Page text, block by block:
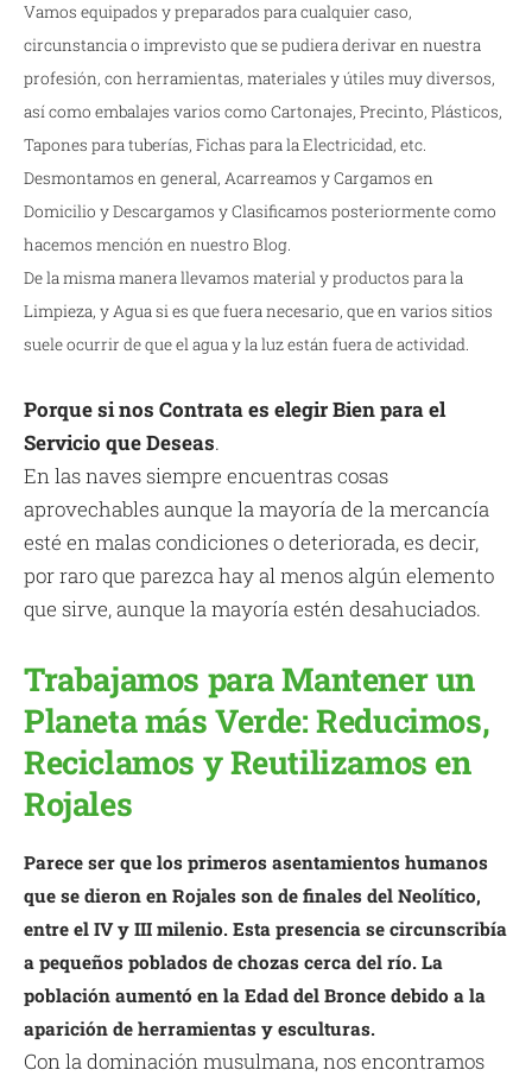
Vamos equipados y preparados para cualquier caso,
circunstancia o imprevisto que se pudiera derivar en nuestra
profesión, con herramientas, materiales y útiles muy diversos,
así como embalajes varios como Cartonajes, Precinto, Plásticos,
Tapones para tuberías, Fichas para la Electricidad, etc.
Desmontamos en general, Acarreamos y Cargamos en
Domicilio y Descargamos y Clasificamos posteriormente como
hacemos mención en nuestro Blog.
De la misma manera llevamos material y productos para la
Limpieza, y Agua si es que fuera necesario, que en varios sitios
suele ocurrir de que el agua y la luz están fuera de actividad.
Porque si nos Contrata es elegir Bien para el
Servicio que Deseas.
En las naves siempre encuentras cosas
aprovechables aunque la mayoría de la mercancía
esté en malas condiciones o deteriorada, es decir,
por raro que parezca hay al menos algún elemento
que sirve, aunque la mayoría estén desahuciados.
Trabajamos para Mantener un
Planeta más Verde: Reducimos,
Reciclamos y Reutilizamos en
Rojales
Parece ser que los primeros asentamientos humanos
que se dieron en Rojales son de finales del Neolítico,
entre el IV y III milenio. Esta presencia se circunscribía
a pequeños poblados de chozas cerca del río. La
población aumentó en la Edad del Bronce debido a la
aparición de herramientas y esculturas.
Con la dominación musulmana, nos encontramos